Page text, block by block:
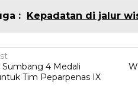
: Kepadatan di jalur
4 Medali
Tim Peparpenas IX